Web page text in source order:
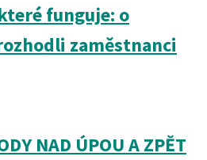
funguje: o
zaměstnanci
NAD ÚPOU A ZPĚT